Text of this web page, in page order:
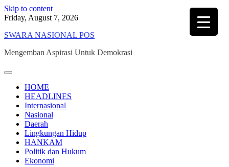
Skip to content
Friday, August 7, 2026
SWARA NASIONAL POS
Mengemban Aspirasi Untuk Demokrasi
HOME
HEADLINES
Internasional
Nasional
Daerah
Lingkungan Hidup
HANKAM
Politik dan Hukum
Ekonomi